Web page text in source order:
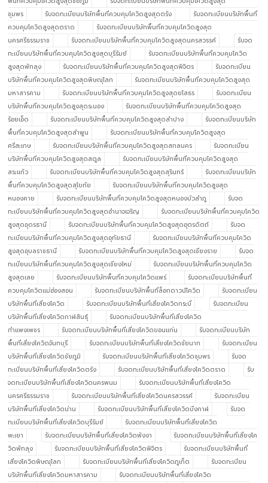
ชุมพร
รับจดทะเบียนบริษัทพื้นที่ควบคุมโควิดสูงสุดตรัง
รับจดทะเบียนบริษัทพื้นที่
ควบคุมโควิดสูงสุดตราด
รับจดทะเบียนบริษัทพื้นที่ควบคุมโควิดสูงสุด
นครศรีธรรมราช
รับจดทะเบียนบริษัทพื้นที่ควบคุมโควิดสูงสุดนครสวรรค์
รับจด
ทะเบียนบริษัทพื้นที่ควบคุมโควิดสูงสุดบุรีรัมย์
รับจดทะเบียนบริษัทพื้นที่ควบคุมโควิด
สูงสุดพัทลุง
รับจดทะเบียนบริษัทพื้นที่ควบคุมโควิดสูงสุดพิจิตร
รับจดทะเบียน
บริษัทพื้นที่ควบคุมโควิดสูงสุดพิษณุโลก
รับจดทะเบียนบริษัทพื้นที่ควบคุมโควิดสูงสุด
มหาสารคาม
รับจดทะเบียนบริษัทพื้นที่ควบคุมโควิดสูงสุดยโสธร
รับจดทะเบียน
บริษัทพื้นที่ควบคุมโควิดสูงสุดระนอง
รับจดทะเบียนบริษัทพื้นที่ควบคุมโควิดสูงสุด
ร้อยเอ็ด
รับจดทะเบียนบริษัทพื้นที่ควบคุมโควิดสูงสุดลำปาง
รับจดทะเบียนบริษัท
พื้นที่ควบคุมโควิดสูงสุดลำพูน
รับจดทะเบียนบริษัทพื้นที่ควบคุมโควิดสูงสุด
ศรีสะเกษ
รับจดทะเบียนบริษัทพื้นที่ควบคุมโควิดสูงสุดสกลนคร
รับจดทะเบียน
บริษัทพื้นที่ควบคุมโควิดสูงสุดสตูล
รับจดทะเบียนบริษัทพื้นที่ควบคุมโควิดสูงสุด
สระแก้ว
รับจดทะเบียนบริษัทพื้นที่ควบคุมโควิดสูงสุดสุรินทร์
รับจดทะเบียนบริษัท
พื้นที่ควบคุมโควิดสูงสุดสุโขทัย
รับจดทะเบียนบริษัทพื้นที่ควบคุมโควิดสูงสุด
หนองคาย
รับจดทะเบียนบริษัทพื้นที่ควบคุมโควิดสูงสุดหนองบัวลำภู
รับจด
ทะเบียนบริษัทพื้นที่ควบคุมโควิดสูงสุดอำนาจเจริญ
รับจดทะเบียนบริษัทพื้นที่ควบคุมโควิด
สูงสุดอุดรธานี
รับจดทะเบียนบริษัทพื้นที่ควบคุมโควิดสูงสุดอุตรดิตถ์
รับจด
ทะเบียนบริษัทพื้นที่ควบคุมโควิดสูงสุดอุทัยธานี
รับจดทะเบียนบริษัทพื้นที่ควบคุมโควิด
สูงสุดอุบลราชธานี
รับจดทะเบียนบริษัทพื้นที่ควบคุมโควิดสูงสุดเชียงราย
รับจด
ทะเบียนบริษัทพื้นที่ควบคุมโควิดสูงสุดเชียงใหม่
รับจดทะเบียนบริษัทพื้นที่ควบคุมโควิด
สูงสุดเลย
รับจดทะเบียนบริษัทพื้นที่ควบคุมโควิดแพร่
รับจดทะเบียนบริษัทพื้นที่
ควบคุมโควิดแม่ฮ่องสอน
รับจดทะเบียนบริษัทพื้นที่ล็อกดาวน์โควิด
รับจดทะเบียน
บริษัทพื้นที่เสี่ยงโควิด
รับจดทะเบียนบริษัทพื้นที่เสี่ยงโควิดกระบี่
รับจดทะเบียน
บริษัทพื้นที่เสี่ยงโควิดกาฬสินธุ์
รับจดทะเบียนบริษัทพื้นที่เสี่ยงโควิด
กำแพงเพชร
รับจดทะเบียนบริษัทพื้นที่เสี่ยงโควิดขอนแก่น
รับจดทะเบียนบริษัท
พื้นที่เสี่ยงโควิดจันทบุรี
รับจดทะเบียนบริษัทพื้นที่เสี่ยงโควิดชัยนาท
รับจดทะเบียน
บริษัทพื้นที่เสี่ยงโควิดชัยภูมิ
รับจดทะเบียนบริษัทพื้นที่เสี่ยงโควิดชุมพร
รับจด
ทะเบียนบริษัทพื้นที่เสี่ยงโควิดตรัง
รับจดทะเบียนบริษัทพื้นที่เสี่ยงโควิดตราด
รับ
จดทะเบียนบริษัทพื้นที่เสี่ยงโควิดนครพนม
รับจดทะเบียนบริษัทพื้นที่เสี่ยงโควิด
นครศรีธรรมราช
รับจดทะเบียนบริษัทพื้นที่เสี่ยงโควิดนครสวรรค์
รับจดทะเบียน
บริษัทพื้นที่เสี่ยงโควิดน่าน
รับจดทะเบียนบริษัทพื้นที่เสี่ยงโควิดบึงกาฬ
รับจด
ทะเบียนบริษัทพื้นที่เสี่ยงโควิดบุรีรัมย์
รับจดทะเบียนบริษัทพื้นที่เสี่ยงโควิด
พะเยา
รับจดทะเบียนบริษัทพื้นที่เสี่ยงโควิดพังงา
รับจดทะเบียนบริษัทพื้นที่เสี่ยงโค
วิดพัทลุง
รับจดทะเบียนบริษัทพื้นที่เสี่ยงโควิดพิจิตร
รับจดทะเบียนบริษัทพื้นที่
เสี่ยงโควิดพิษณุโลก
รับจดทะเบียนบริษัทพื้นที่เสี่ยงโควิดภูเก็ต
รับจดทะเบียน
บริษัทพื้นที่เสี่ยงโควิดมหาสารคาม
รับจดทะเบียนบริษัทพื้นที่เสี่ยงโควิด